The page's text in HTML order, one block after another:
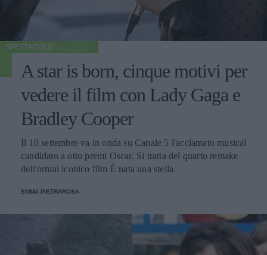
SPETTACOLO
A star is born, cinque motivi per
vedere il film con Lady Gaga e
Bradley Cooper
Il 10 settembre va in onda su Canale 5 l'acclamato musical
candidato a otto premi Oscar. Si tratta del quarto remake
dell'ormai iconico film È nata una stella.
EMMA PIETRAROSA